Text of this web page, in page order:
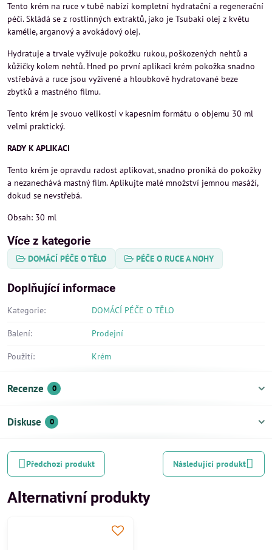
Tento krém na ruce v tubě nabízí kompletní hydratační a regenerační
péči. Skládá se z rostlinných extraktů, jako je Tsubaki olej z květu
kamélie, arganový a avokádový olej.
Hydratuje a trvale vyživuje pokožku rukou, poškozených nehtů a
kůžičky kolem nehtů. Hned po první aplikaci krém pokožka snadno
vstřebává a ruce jsou vyživené a hloubkově hydratované beze
zbytků a mastného filmu.
Tento krém je svouo velikostí v kapesním formátu o objemu 30 ml
velmi praktický.
RADY K APLIKACI
Tento krém je opravdu radost aplikovat, snadno proniká do pokožky
a nezanechává mastný film. Aplikujte malé množství jemnou masáží,
dokud se nevstřebá.
Obsah: 30 ml
Více z kategorie
DOMÁCÍ PÉČE O TĚLO PÉČE O RUCE A NOHY
Doplňující informace
Kategorie: DOMÁCÍ PÉČE O TĚLO
Balení: Prodejní
Použití: Krém
Recenze 0
Diskuse 0
Předchozí produkt Následující produkt
Alternativní produkty